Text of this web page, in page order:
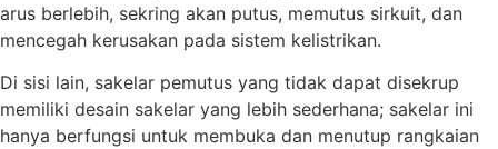
arus berlebih, sekring akan putus, memutus sirkuit, dan
mencegah kerusakan pada sistem kelistrikan.
Di sisi lain, sakelar pemutus yang tidak dapat disekrup
memiliki desain sakelar yang lebih sederhana; sakelar ini
hanya berfungsi untuk membuka dan menutup rangkaian